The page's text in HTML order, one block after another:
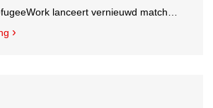
lanceert vernieuwd matchingplatform voor nieuwkomers en werkgevers